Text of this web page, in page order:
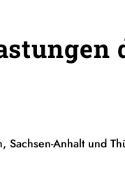
, Sachsen-Anhalt und